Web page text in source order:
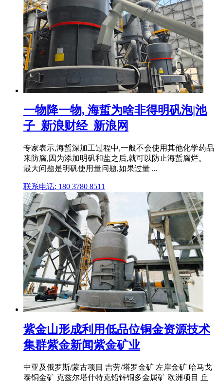
一物降一物, 海蜇为啥非得明矾泡|池
子_新浪财经_新浪网
专家表示,海蜇深加工过程中,一般不会使用其他化学药品
来防腐,因为添加明矾和盐之后,就可以防止海蜇腐烂。
最大问题是明矾使用量问题,如果过量 ...
联系电话: 180 3780 8511
紫金山形成利用低品位铜金资源技术
集群紫金新闻紫金矿业
中亚及俄罗斯/蒙古项目 吉劳/塔罗金矿 左岸金矿 哈马戈
泰铜金矿 克兹尔塔什特克铅锌铜多金属矿 欧洲项目 丘